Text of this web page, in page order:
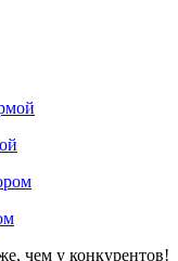
, чем у конкурентов!